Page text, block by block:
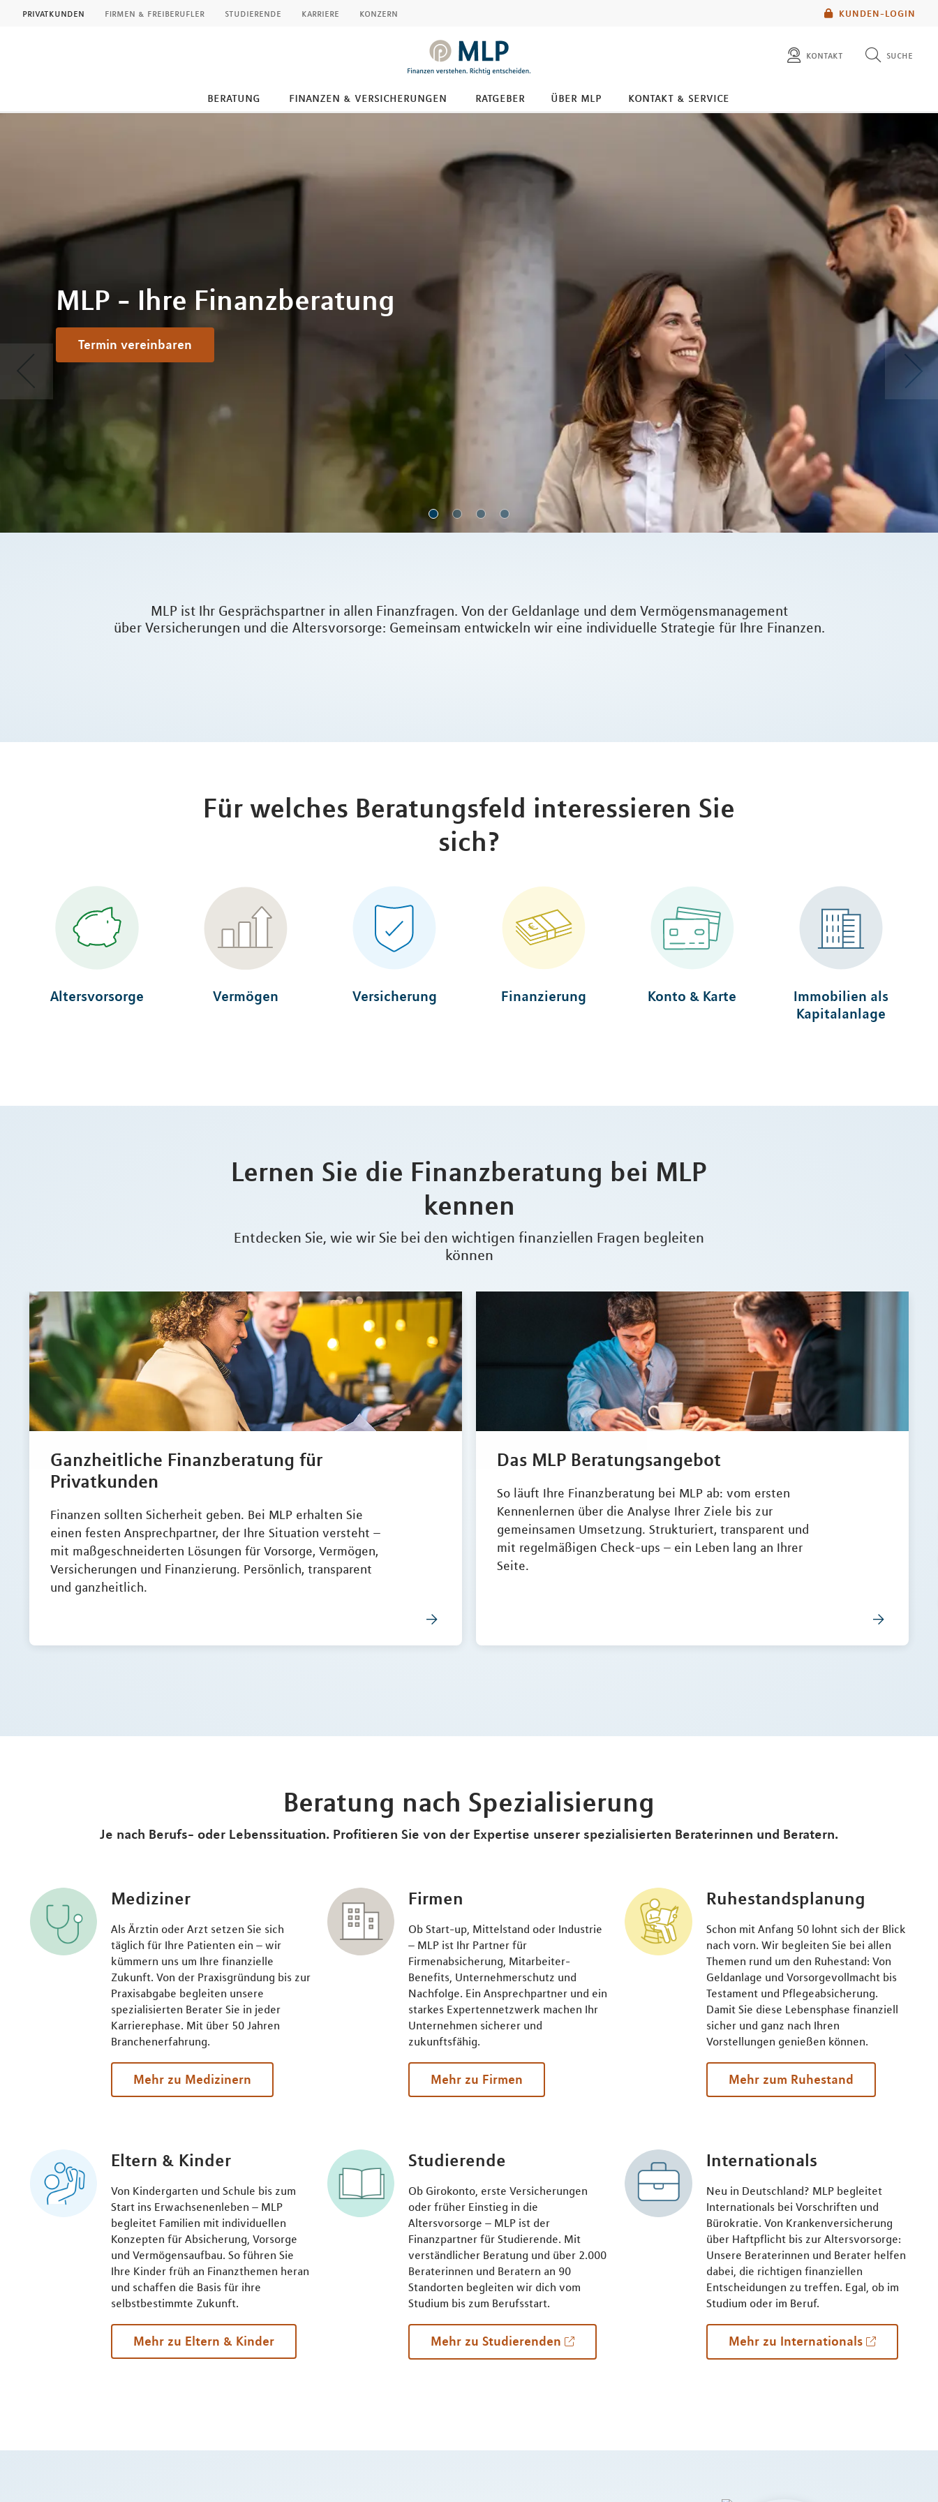
KUNDEN-LOGIN
privatkunden firmen & freiberufler studierende karriere konzern
kontakt suche
mlp berater finden
beratung finanzen & versicherungen ratgeber über mlp kontakt & service
MLP - Ihre Finanzberatung
Termin vereinbaren
MLP ist Ihr Gesprächspartner in allen Finanzfragen. Von der Geldanlage und dem Vermögensmanagement
über Versicherungen und die Altersvorsorge: Gemeinsam entwickeln wir eine individuelle Strategie für Ihre Finanzen.
Für welches Beratungsfeld interessieren Sie
sich?
Altersvorsorge Vermögen Versicherung Finanzierung Konto & Karte
Immobilien als
Kapitalanlage
Lernen Sie die Finanzberatung bei MLP
kennen
Entdecken Sie, wie wir Sie bei den wichtigen finanziellen Fragen begleiten
können
Ganzheitliche Finanzberatung für
Privatkunden
Finanzen sollten Sicherheit geben. Bei MLP erhalten Sie
einen festen Ansprechpartner, der Ihre Situation versteht –
mit maßgeschneiderten Lösungen für Vorsorge, Vermögen,
Versicherungen und Finanzierung. Persönlich, transparent
und ganzheitlich.
Das MLP Beratungsangebot
So läuft Ihre Finanzberatung bei MLP ab: vom ersten
Kennenlernen über die Analyse Ihrer Ziele bis zur
gemeinsamen Umsetzung. Strukturiert, transparent und
mit regelmäßigen Check-ups – ein Leben lang an Ihrer
Seite.
Beratung nach Spezialisierung
Je nach Berufs- oder Lebenssituation. Profitieren Sie von der Expertise unserer spezialisierten Beraterinnen und Beratern.
Mediziner
Als Ärztin oder Arzt setzen Sie sich
täglich für Ihre Patienten ein – wir
kümmern uns um Ihre finanzielle
Zukunft. Von der Praxisgründung bis zur
Praxisabgabe begleiten unsere
spezialisierten Berater Sie in jeder
Karrierephase. Mit über 50 Jahren
Branchenerfahrung.
Mehr zu Medizinern
Firmen
Ob Start-up, Mittelstand oder Industrie
– MLP ist Ihr Partner für
Firmenabsicherung, Mitarbeiter-
Benefits, Unternehmerschutz und
Nachfolge. Ein Ansprechpartner und ein
starkes Expertennetzwerk machen Ihr
Unternehmen sicherer und
zukunftsfähig.
Mehr zu Firmen
Ruhestandsplanung
Schon mit Anfang 50 lohnt sich der Blick
nach vorn. Wir begleiten Sie bei allen
Themen rund um den Ruhestand: Von
Geldanlage und Vorsorgevollmacht bis
Testament und Pflegeabsicherung.
Damit Sie diese Lebensphase finanziell
sicher und ganz nach Ihren
Vorstellungen genießen können.
Mehr zum Ruhestand
Eltern & Kinder
Von Kindergarten und Schule bis zum
Start ins Erwachsenenleben – MLP
begleitet Familien mit individuellen
Konzepten für Absicherung, Vorsorge
und Vermögensaufbau. So führen Sie
Ihre Kinder früh an Finanzthemen heran
und schaffen die Basis für ihre
selbstbestimmte Zukunft.
Mehr zu Eltern & Kinder
Studierende
Ob Girokonto, erste Versicherungen
oder früher Einstieg in die
Altersvorsorge – MLP ist der
Finanzpartner für Studierende. Mit
verständlicher Beratung und über 2.000
Beraterinnen und Beratern an 90
Standorten begleiten wir dich vom
Studium bis zum Berufsstart.
Mehr zu Studierenden
Internationals
Neu in Deutschland? MLP begleitet
Internationals bei Vorschriften und
Bürokratie. Von Krankenversicherung
über Haftpflicht bis zur Altersvorsorge:
Unsere Beraterinnen und Berater helfen
dabei, die richtigen finanziellen
Entscheidungen zu treffen. Egal, ob im
Studium oder im Beruf.
Mehr zu Internationals